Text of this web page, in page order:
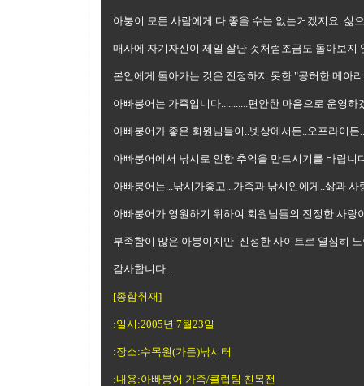
아붕이 모든 사람에게 다 좋을 수는 없는거겠지요..싫
매사에 자기자신이 제일 잘난 것처럼조금도 돌아보지
본인에게 돌아가는 것은 진정하지 못한 "공허한 메아
아빠붕어는 가족입니다...........편안한 마음으로 운영하
아빠붕어가 좋은 회원님들이..넷상에서든..오프라이
아빠붕어에서 낚시로 인한 추억을 만드시기를 바랍니
아빠붕어는...낚시가좋고...가족과 낚시인에게..삶과
아빠붕어가 영원하기 위하여 회원님들의 진정한 사랑
부족함이 많은 아붕이지만 진정한 사이트로 열심히
감사합니다...
[종함취재]
:일시:2005년 7월23일
:장소:수목원(가든)낚시터
:내용:아빠붕어 가족/클럽팀 친목전